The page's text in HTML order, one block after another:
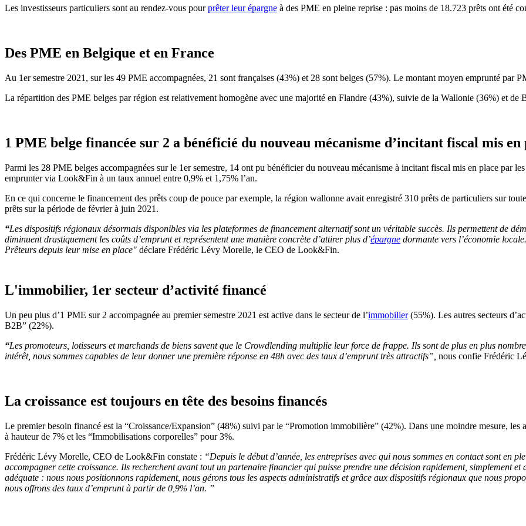
Les investisseurs particuliers sont au rendez-vous pourprêter leur épargne à des PME en pleine reprise : pas moins de 18.723 prêts ont été
Des PME en Belgique et en France
Au 1er semestre 2021, sur les 49 PME accompagnées, 21 sont françaises (43%) et 28 sont belges (57%). Le montant moyen emprunté par
La répartition des PME belges par région est relativement homogène avec une majorité en Flandre (43%), suivie de la Wallonie (36%) et de
1 PME belge financée sur 2 a bénéficié du nouveau mécanisme d’incitant fiscal mis
Parmi les 28 PME belges accompagnées sur le 1er semestre, 14 ont pu bénéficier du nouveau mécanisme à incitant fiscal mis en place par
emprunter via Look&Fin à un taux annuel entre 0,9% et 1,75% l’an.
En ce qui concerne le financement des prêts coup de pouce par exemple, la région wallonne avait enregistré 310 prêts de particuliers sur
prêts sur la période de février à juin 2021.
“Les dispositifs régionaux désormais disponibles via les plateformes de financement alternatif sont un véritable succès. Ils permettent de
diminuent drastiquement les coûts d’emprunt et représentent une manière concrète d’attirer plus d’épargne dormante vers l’économie
Prêteurs depuis leur mise en place" déclare Frédéric Lévy Morelle, le CEO de Look&Fin.
L'immobilier, 1er secteur d’activité financé
Un peu plus d’1 PME sur 2 accompagnée au premier semestre 2021 est active dans le secteur de l’immobilier(55%). Les autres secteurs
B2B” (22%).
“Les promoteurs, lotisseurs et marchands de biens savent que le Crowdlending multiplie leur force de frappe. Ils sont de plus en plus
intérêt, nous sommes capables de leur donner une première réponse en 48h avec des taux d’emprunt très attractifs”, nous confie Frédéric
La croissance est toujours en tête des besoins financés
Le premier besoin financé est la “Croissance/Expansion” (48%) suivi par le “Promotion immobilière” (42%). Dans une moindre mesure,
à hauteur de 7% et les “Immobilisations corporelles” pour 3%.
Frédéric Lévy Morelle, CEO de Look&Fin constate : “Depuis le début d’année, les entreprises avec qui nous sommes en contact sont en
accompagner cette croissance. Ils recherchent avant tout un partenaire financier qui puisse prendre une décision rapidement, simplement
adéquate : nous nous positionnons rapidement, nous gérons tous les aspects administratifs et grâce aux dispositifs régionaux que nous
nous offrons des taux d’emprunt à partir de 0,9% l’an. ”